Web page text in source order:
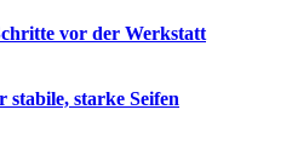
vor der Werkstatt
starke Seifen